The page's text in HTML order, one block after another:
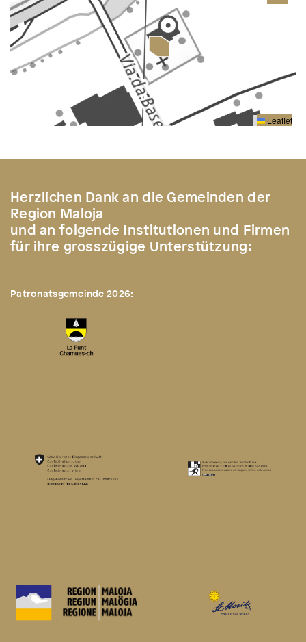
Leaflet
Herzlichen Dank an die Gemeinden der
Region Maloja
und an folgende Institutionen und Firmen
für ihre grosszügige Unterstützung:
Patronatsgemeinde 2026: